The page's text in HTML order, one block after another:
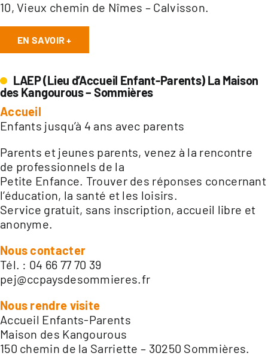
10, Vieux chemin de Nîmes – Calvisson.
EN SAVOIR +
LAEP (Lieu d’Accueil Enfant-Parents) La Maison
des Kangourous – Sommières
Accueil
Enfants jusqu’à 4 ans avec parents
Parents et jeunes parents, venez à la rencontre
de professionnels de la
Petite Enfance. Trouver des réponses concernant
l’éducation, la santé et les loisirs.
Service gratuit, sans inscription, accueil libre et
anonyme.
Nous contacter
Tél. : 04 66 77 70 39
pej@ccpaysdesommieres.fr
Nous rendre visite
Accueil Enfants-Parents
Maison des Kangourous
150 chemin de la Sarriette – 30250 Sommières.